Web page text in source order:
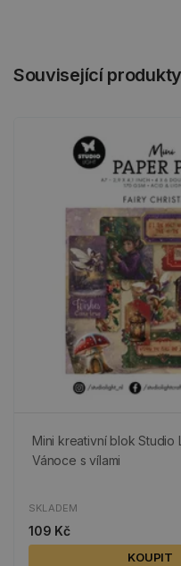
Související produkty
Mini kreativní blok Studio
Vánoce s vílami
SKLADEM
109 Kč
KOUPIT